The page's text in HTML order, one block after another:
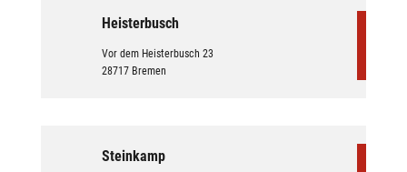
Heisterbusch
Vor dem Heisterbusch 23
28717 Bremen
Steinkamp